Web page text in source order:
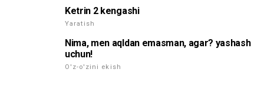
Ketrin 2 kengashi
Yaratish
Nima, men aqldan emasman, agar? yashash
uchun!
O'z-o'zini ekish